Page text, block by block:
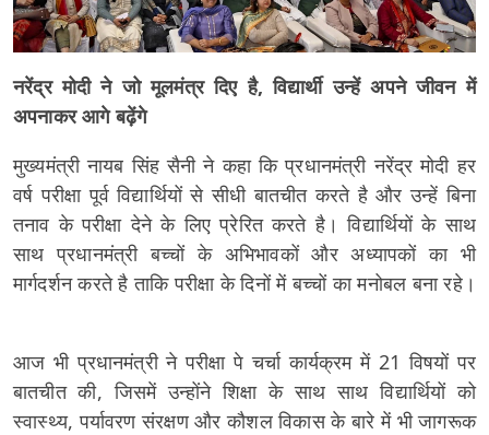
नरेंद्र मोदी ने जो मूलमंत्र दिए है, विद्यार्थी उन्हें अपने जीवन में
अपनाकर आगे बढ़ेंगे
मुख्यमंत्री नायब सिंह सैनी ने कहा कि प्रधानमंत्री नरेंद्र मोदी हर
वर्ष परीक्षा पूर्व विद्यार्थियों से सीधी बातचीत करते है और उन्हें बिना
तनाव के परीक्षा देने के लिए प्रेरित करते है। विद्यार्थियों के साथ
साथ प्रधानमंत्री बच्चों के अभिभावकों और अध्यापकों का भी
मार्गदर्शन करते है ताकि परीक्षा के दिनों में बच्चों का मनोबल बना रहे।
आज भी प्रधानमंत्री ने परीक्षा पे चर्चा कार्यक्रम में 21 विषयों पर
बातचीत की, जिसमें उन्होंने शिक्षा के साथ साथ विद्यार्थियों को
स्वास्थ्य, पर्यावरण संरक्षण और कौशल विकास के बारे में भी जागरूक